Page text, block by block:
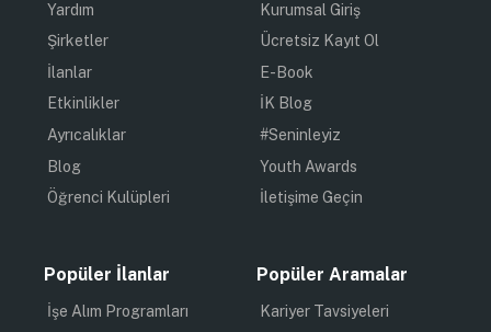
Yardım
Şirketler
İlanlar
Etkinlikler
Ayrıcalıklar
Blog
Öğrenci Kulüpleri
Kurumsal Giriş
Ücretsiz Kayıt Ol
E-Book
İK Blog
#Seninleyiz
Youth Awards
İletişime Geçin
Popüler İlanlar
İşe Alım Programları
Popüler Aramalar
Kariyer Tavsiyeleri